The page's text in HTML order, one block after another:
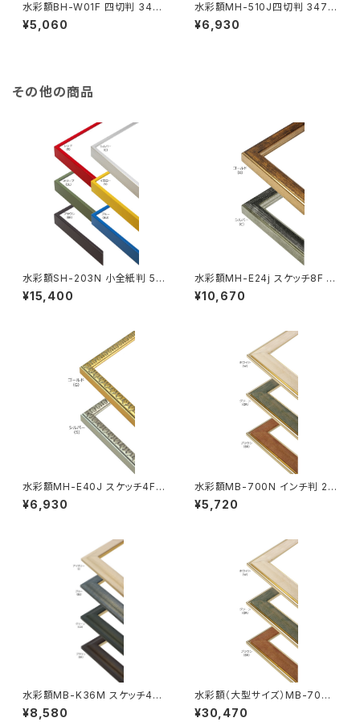
水彩額BH-W01F 四切判 347
×423ミリ
¥5,060
水彩額MH-510J四切判 347×
423ミリ
¥6,930
その他の商品
水彩額SH-203N 小全紙判 50
7×659ミリ
¥15,400
水彩額MH-E24j スケッチ8F 5
20×595ミリ
¥10,670
水彩額MH-E40J スケッチ4F
352×443ミリ
¥6,930
水彩額MB-700N インチ判 20
3×254ミリ
¥5,720
水彩額MB-K36M スケッチ4F
352×443ミリ
¥8,580
水彩額（大型サイズ）MB-700N
特全判 780×1050ミリ
¥30,470